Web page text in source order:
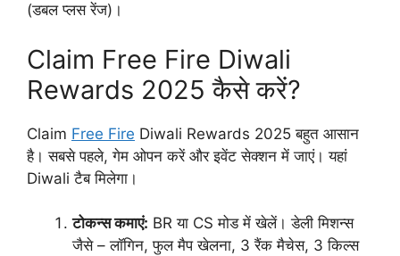
(डबल प्लस रेंज)।
Claim Free Fire Diwali
Rewards 2025 कैसे करें?
Claim Free Fire Diwali Rewards 2025 बहुत आसान
है। सबसे पहले, गेम ओपन करें और इवेंट सेक्शन में जाएं। यहां
Diwali टैब मिलेगा।
टोकन्स कमाएं: BR या CS मोड में खेलें। डेली मिशन्स
जैसे – लॉगिन, फुल मैप खेलना, 3 रैंक मैचेस, 3 किल्स